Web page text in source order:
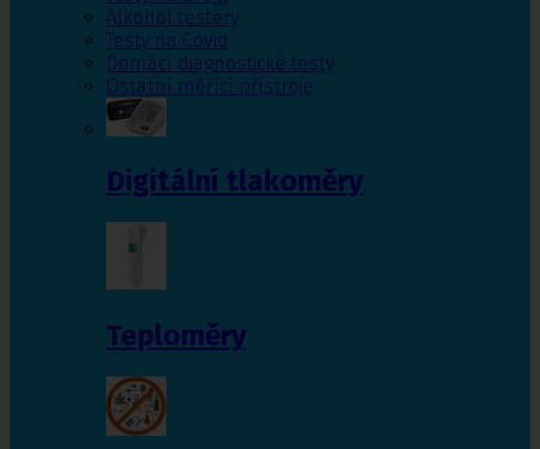
Alkohol testery
Testy na Covid
Domácí diagnostické testy
Ostatní měřící přístroje
Digitální tlakoměry
Teploměry